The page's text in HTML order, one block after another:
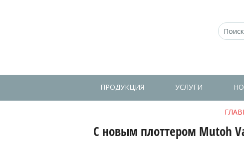
ПРОДУКЦИЯ УСЛУГИ
С новым плоттером Mutoh